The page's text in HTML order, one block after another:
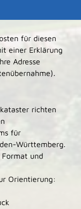
für diesen
einer Erklärung
Adresse
richten
für
Württemberg.
Format und
Orientierung: